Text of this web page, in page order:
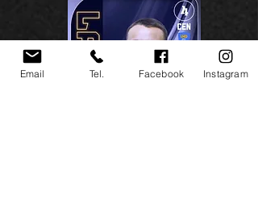
Email Tel. Facebook Instagram